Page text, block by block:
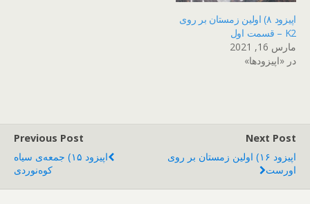
اپیزود ۸) اولین زمستان بر روی
K2 – قسمت اول
مارس 16, 2021
در «اپیزودها»
Previous Post
اپیزود ۱۵) جمعه‌ی سیاه
کوه‌نوردی
Next Post
اپیزود ۱۶) اولین زمستان بر روی
اورست